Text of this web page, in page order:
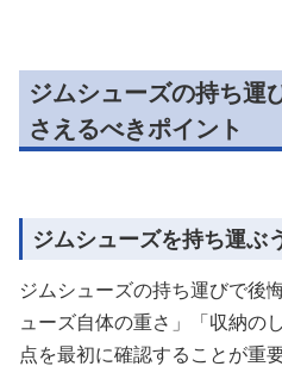
ジムシューズの持ち運
さえるべきポイント
ジムシューズを持ち運ぶ
ジムシューズの持ち運びで後
ューズ自体の重さ」「収納の
点を最初に確認することが重要